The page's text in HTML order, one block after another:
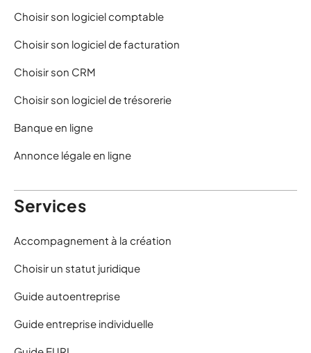
Choisir son logiciel comptable
Choisir son logiciel de facturation
Choisir son CRM
Choisir son logiciel de trésorerie
Banque en ligne
Annonce légale en ligne
Services
Accompagnement à la création
Choisir un statut juridique
Guide autoentreprise
Guide entreprise individuelle